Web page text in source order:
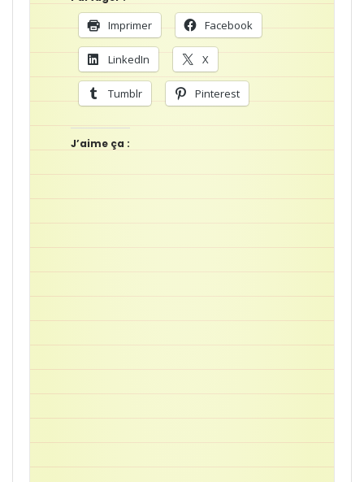
Imprimer Facebook
LinkedIn X
Tumblr Pinterest
J’aime ça :